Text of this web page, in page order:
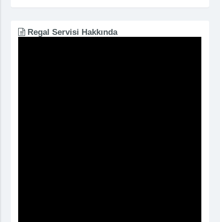
Regal Servisi Hakkında